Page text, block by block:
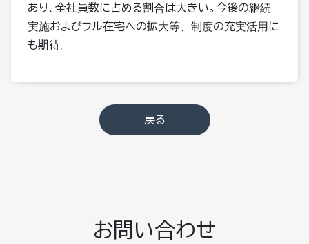
あり、全社員数に占める割合は大きい。今後の継続
実施およびフル在宅への拡大等、制度の充実活用に
も期待。
戻る
お問い合わせ